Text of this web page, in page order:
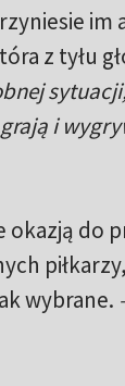
im
z tyłu
i
okazją do
wybrane.